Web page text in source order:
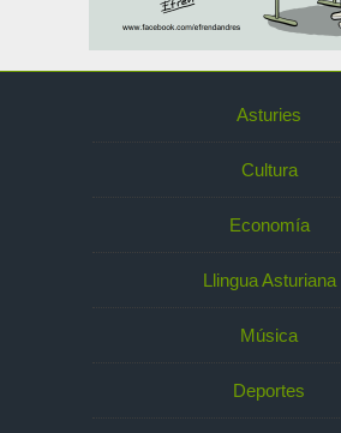
Asturies
Cultura
Economía
Llingua Asturiana
Música
Deportes